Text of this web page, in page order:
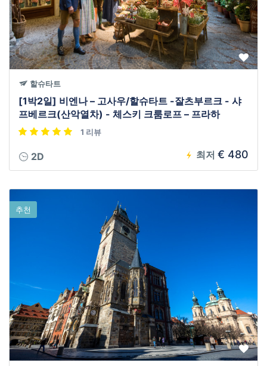
할슈타트
[1박2일] 비엔나 – 고사우/할슈타트 -잘츠부르크 - 샤
프베르크(산악열차) - 체스키 크룸로프 – 프라하
1 리뷰
2D 최저 € 480
추천